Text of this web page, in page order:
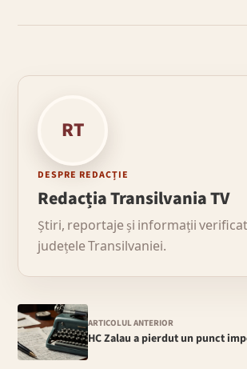
RT
DESPRE REDACȚIE
Redacția Transilvania TV
Știri, reportaje și informații
județele Transilvaniei.
ARTICOLUL ANTERIOR
HC Zalau a pierdut un punct